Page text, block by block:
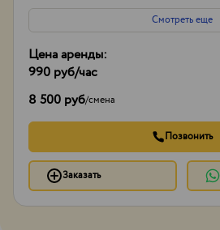
Смотреть еще
Цена аренды:
990 руб/час
8 500 руб/смена
Позвонить
Заказать